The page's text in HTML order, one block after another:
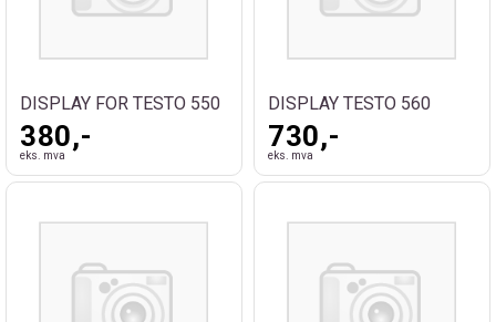
DISPLAY FOR TESTO 550
380,-
eks. mva
DISPLAY TESTO 560
730,-
eks. mva